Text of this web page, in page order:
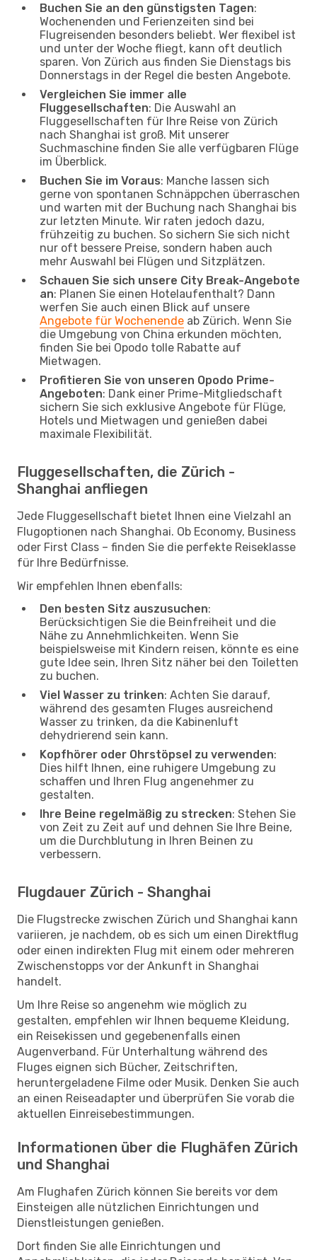
Buchen Sie an den günstigsten Tagen:
Wochenenden und Ferienzeiten sind bei
Flugreisenden besonders beliebt. Wer flexibel ist
und unter der Woche fliegt, kann oft deutlich
sparen. Von Zürich aus finden Sie Dienstags bis
Donnerstags in der Regel die besten Angebote.
Vergleichen Sie immer alle
Fluggesellschaften: Die Auswahl an
Fluggesellschaften für Ihre Reise von Zürich
nach Shanghai ist groß. Mit unserer
Suchmaschine finden Sie alle verfügbaren Flüge
im Überblick.
Buchen Sie im Voraus: Manche lassen sich
gerne von spontanen Schnäppchen überraschen
und warten mit der Buchung nach Shanghai bis
zur letzten Minute. Wir raten jedoch dazu,
frühzeitig zu buchen. So sichern Sie sich nicht
nur oft bessere Preise, sondern haben auch
mehr Auswahl bei Flügen und Sitzplätzen.
Schauen Sie sich unsere City Break-Angebote
an: Planen Sie einen Hotelaufenthalt? Dann
werfen Sie auch einen Blick auf unsere
Angebote für Wochenende ab Zürich. Wenn Sie
die Umgebung von China erkunden möchten,
finden Sie bei Opodo tolle Rabatte auf
Mietwagen.
Profitieren Sie von unseren Opodo Prime-
Angeboten: Dank einer Prime-Mitgliedschaft
sichern Sie sich exklusive Angebote für Flüge,
Hotels und Mietwagen und genießen dabei
maximale Flexibilität.
Fluggesellschaften, die Zürich -
Shanghai anfliegen
Jede Fluggesellschaft bietet Ihnen eine Vielzahl an
Flugoptionen nach Shanghai. Ob Economy, Business
oder First Class – finden Sie die perfekte Reiseklasse
für Ihre Bedürfnisse.
Wir empfehlen Ihnen ebenfalls:
Den besten Sitz auszusuchen:
Berücksichtigen Sie die Beinfreiheit und die
Nähe zu Annehmlichkeiten. Wenn Sie
beispielsweise mit Kindern reisen, könnte es eine
gute Idee sein, Ihren Sitz näher bei den Toiletten
zu buchen.
Viel Wasser zu trinken: Achten Sie darauf,
während des gesamten Fluges ausreichend
Wasser zu trinken, da die Kabinenluft
dehydrierend sein kann.
Kopfhörer oder Ohrstöpsel zu verwenden:
Dies hilft Ihnen, eine ruhigere Umgebung zu
schaffen und Ihren Flug angenehmer zu
gestalten.
Ihre Beine regelmäßig zu strecken: Stehen Sie
von Zeit zu Zeit auf und dehnen Sie Ihre Beine,
um die Durchblutung in Ihren Beinen zu
verbessern.
Flugdauer Zürich - Shanghai
Die Flugstrecke zwischen Zürich und Shanghai kann
variieren, je nachdem, ob es sich um einen Direktflug
oder einen indirekten Flug mit einem oder mehreren
Zwischenstopps vor der Ankunft in Shanghai
handelt.
Um Ihre Reise so angenehm wie möglich zu
gestalten, empfehlen wir Ihnen bequeme Kleidung,
ein Reisekissen und gegebenenfalls einen
Augenverband. Für Unterhaltung während des
Fluges eignen sich Bücher, Zeitschriften,
heruntergeladene Filme oder Musik. Denken Sie auch
an einen Reiseadapter und überprüfen Sie vorab die
aktuellen Einreisebestimmungen.
Informationen über die Flughäfen Zürich
und Shanghai
Am Flughafen Zürich können Sie bereits vor dem
Einsteigen alle nützlichen Einrichtungen und
Dienstleistungen genießen.
Dort finden Sie alle Einrichtungen und